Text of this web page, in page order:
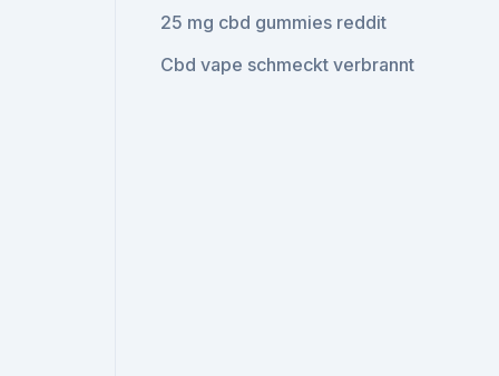
25 mg cbd gummies reddit
Cbd vape schmeckt verbrannt